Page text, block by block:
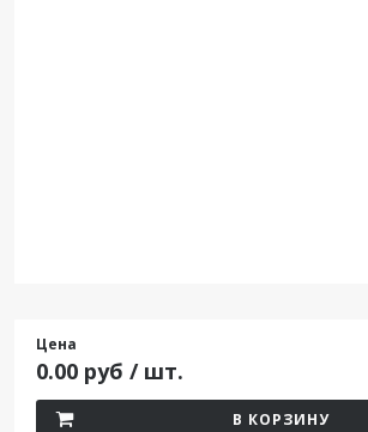
Цена
0.00 руб / шт.
В КОРЗИНУ